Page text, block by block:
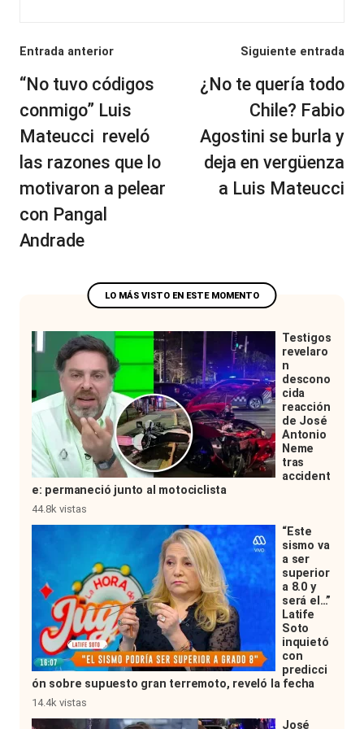
Navegación
de
entradas
Entrada anterior
“No tuvo códigos
conmigo” Luis
Mateucci reveló
las razones que lo
motivaron a pelear
con Pangal
Andrade
Siguiente entrada
¿No te quería todo
Chile? Fabio
Agostini se burla y
deja en vergüenza
a Luis Mateucci
Testigos
revelaro
n
descono
cida
reacción
de José
Antonio
Neme
tras
accident
e: permaneció junto al motociclista
44.8k vistas
“Este
sismo va
a ser
superior
a 8.0 y
será el…”
Latife
Soto
inquietó
con
predicci
ón sobre supuesto gran terremoto, reveló la fecha
14.4k vistas
José